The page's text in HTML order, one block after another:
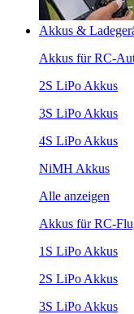
Akkus &
Akkus für RC-
2S LiPo Akkus
3S LiPo Akkus
4S LiPo Akkus
NiMH Akkus
Alle anzeigen
Akkus für RC-
1S LiPo Akkus
2S LiPo Akkus
3S LiPo Akkus